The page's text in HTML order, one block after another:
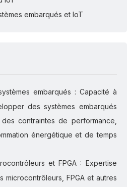
embarqués et IoT
embarqués : Capacité à
des systèmes embarqués
contraintes de performance,
énergétique et de temps
et FPGA : Expertise
microcontrôleurs, FPGA et autres